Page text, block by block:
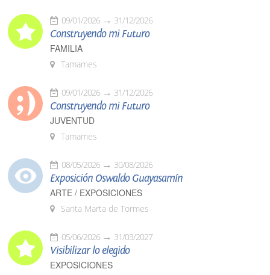
09/01/2026 31/12/2026
Construyendo mi Futuro
FAMILIA
Tamames
09/01/2026 31/12/2026
Construyendo mi Futuro
JUVENTUD
Tamames
08/05/2026 30/08/2026
Exposición Oswaldo Guayasamín
ARTE / EXPOSICIONES
Santa Marta de Tormes
05/06/2026 31/03/2027
Visibilizar lo elegido
EXPOSICIONES